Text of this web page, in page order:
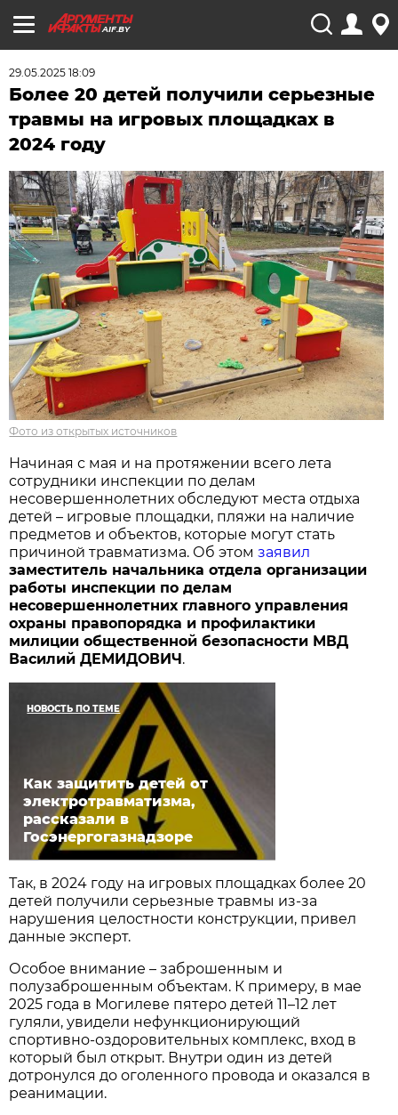
AIF.BY
29.05.2025 18:09
Более 20 детей получили серьезные
травмы на игровых площадках в
2024 году
Фото из открытых источников
Начиная с мая и на протяжении всего лета
сотрудники инспекции по делам
несовершеннолетних обследуют места отдыха
детей – игровые площадки, пляжи на наличие
предметов и объектов, которые могут стать
причиной травматизма. Об этомзаявил
заместитель начальника отдела организации
работы инспекции по делам
несовершеннолетних главного управления
охраны правопорядка и профилактики
милиции общественной безопасности МВД
Василий ДЕМИДОВИЧ.
НОВОСТЬ ПО ТЕМЕ
Как защитить детей от
электротравматизма,
рассказали в
Госэнергогазнадзоре
Так, в 2024 году на игровых площадках более 20
детей получили серьезные травмы из-за
нарушения целостности конструкции, привел
данные эксперт.
Особое внимание – заброшенным и
полузаброшенным объектам. К примеру, в мае
2025 года в Могилеве пятеро детей 11–12 лет
гуляли, увидели нефункционирующий
спортивно-оздоровительных комплекс, вход в
который был открыт. Внутри один из детей
дотронулся до оголенного провода и оказался в
реанимации.